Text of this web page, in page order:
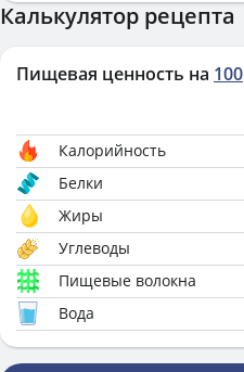
Калькулятор рецепта
Пищевая ценность на 100
Калорийность
Белки
Жиры
Углеводы
Пищевые волокна
Вода